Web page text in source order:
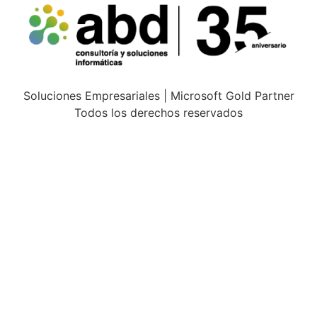
Soluciones Empresariales | Microsoft Gold Partner
Todos los derechos reservados